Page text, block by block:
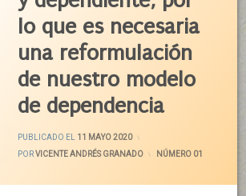
2020
lo que es necesaria
una reformulación
de nuestro modelo
de dependencia
PUBLICADO EL 11 MAYO 2020
PORVICENTE ANDRÉS GRANADO CATEGORÍAS:
NÚMERO 01
Centros De Día
Diálogo Social
Empleo
Gobierno
Mesa De Negociación
Pisos Tutelados